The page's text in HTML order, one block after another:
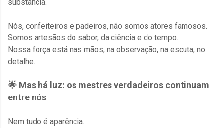
substância.
Nós, confeiteiros e padeiros, não somos atores famosos.
Somos artesãos do sabor, da ciência e do tempo.
Nossa força está nas mãos, na observação, na escuta, no
detalhe.
🌟 Mas há luz: os mestres verdadeiros continuam
entre nós
Nem tudo é aparência.